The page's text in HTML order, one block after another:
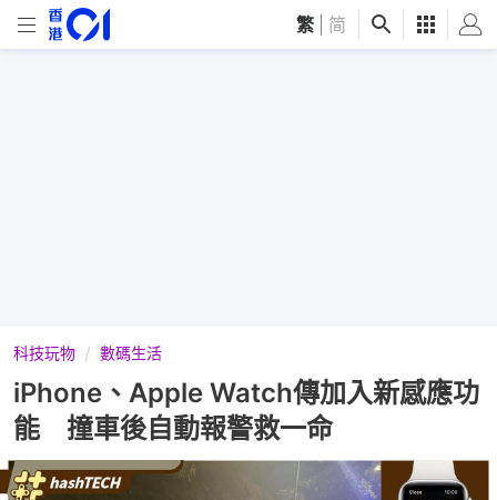
繁 简
科技玩物 數碼生活
iPhone、Apple Watch傳加入新感應功
能 撞車後自動報警救一命